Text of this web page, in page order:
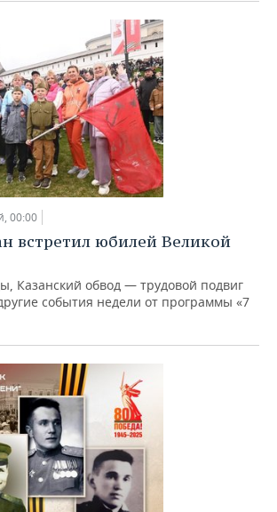
00:00
встретил юбилей Великой
Казанский обвод — трудовой подвиг
события недели от программы «7